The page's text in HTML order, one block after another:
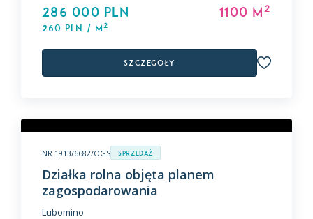
286 000 PLN
260 PLN / m2
1100 m2
Szczegóły
NR 1913/6682/OGS Sprzedaż
Działka rolna objęta planem
zagospodarowania
Lubomino